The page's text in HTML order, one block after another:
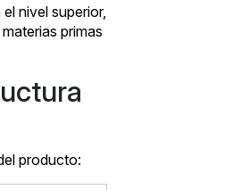
nivel superior,
primas
producto: